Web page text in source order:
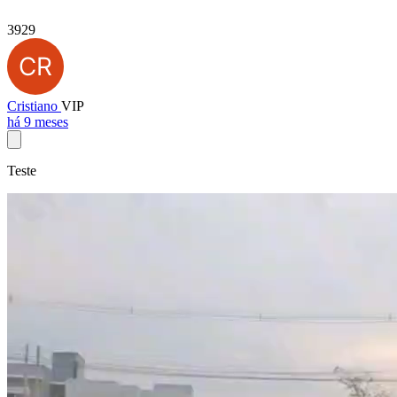
3929
Cristiano VIP
há 9 meses
Teste